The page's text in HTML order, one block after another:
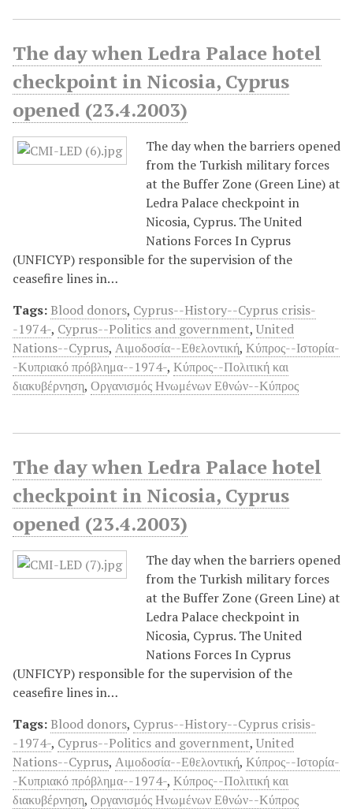
The day when Ledra Palace hotel
checkpoint in Nicosia, Cyprus
opened (23.4.2003)
The day when the barriers opened
from the Turkish military forces
at the Buffer Zone (Green Line) at
Ledra Palace checkpoint in
Nicosia, Cyprus. The United
Nations Forces In Cyprus
(UNFICYP) responsible for the supervision of the
ceasefire lines in…
Tags: Blood donors, Cyprus--History--Cyprus crisis-
-1974-, Cyprus--Politics and government, United
Nations--Cyprus, Αιμοδοσία--Εθελοντική, Κύπρος--Ιστορία-
-Κυπριακό πρόβλημα--1974-, Κύπρος--Πολιτική και
διακυβέρνηση, Οργανισμός Ηνωμένων Εθνών--Κύπρος
The day when Ledra Palace hotel
checkpoint in Nicosia, Cyprus
opened (23.4.2003)
The day when the barriers opened
from the Turkish military forces
at the Buffer Zone (Green Line) at
Ledra Palace checkpoint in
Nicosia, Cyprus. The United
Nations Forces In Cyprus
(UNFICYP) responsible for the supervision of the
ceasefire lines in…
Tags: Blood donors, Cyprus--History--Cyprus crisis-
-1974-, Cyprus--Politics and government, United
Nations--Cyprus, Αιμοδοσία--Εθελοντική, Κύπρος--Ιστορία-
-Κυπριακό πρόβλημα--1974-, Κύπρος--Πολιτική και
διακυβέρνηση, Οργανισμός Ηνωμένων Εθνών--Κύπρος